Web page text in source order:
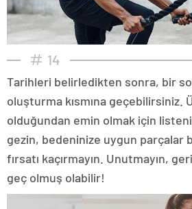
14
Tarihleri belirledikten sonra, bir
oluşturma kısmına geçebilirsiniz.
olduğundan emin olmak için
gezin, bedeninize uygun parçalar
fırsatı kaçırmayın. Unutmayın,
geç olmuş olabilir!